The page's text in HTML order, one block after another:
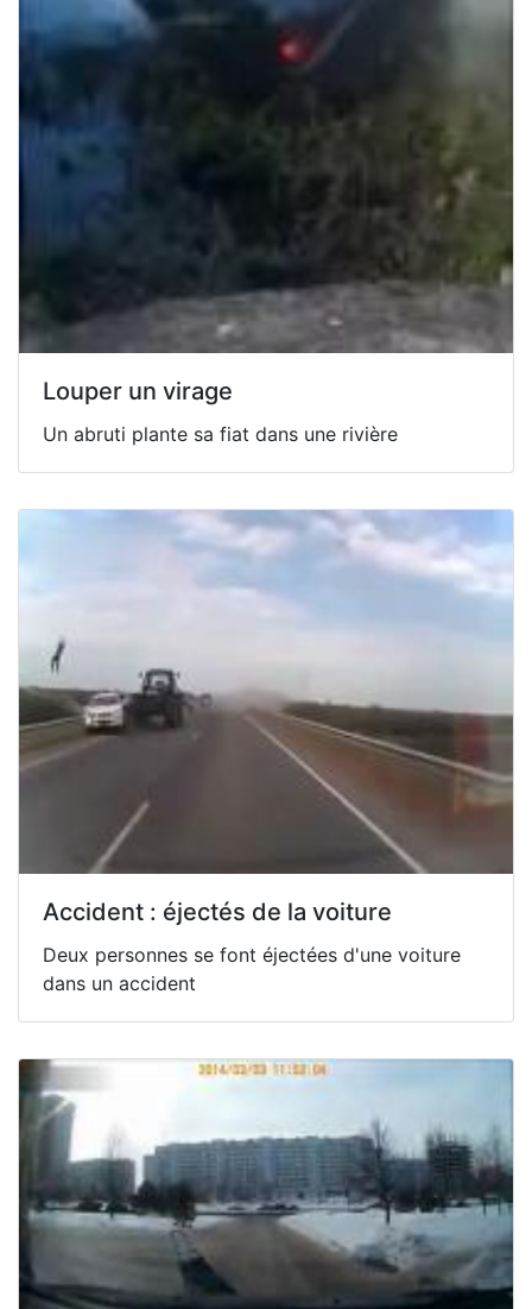
Louper un virage
Un abruti plante sa fiat dans une rivière
Accident : éjectés de la voiture
Deux personnes se font éjectées d'une voiture
dans un accident